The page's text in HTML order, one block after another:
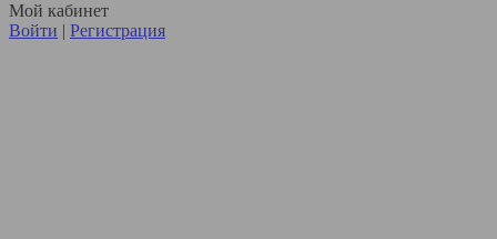
Мой кабинет
Войти | Регистрация